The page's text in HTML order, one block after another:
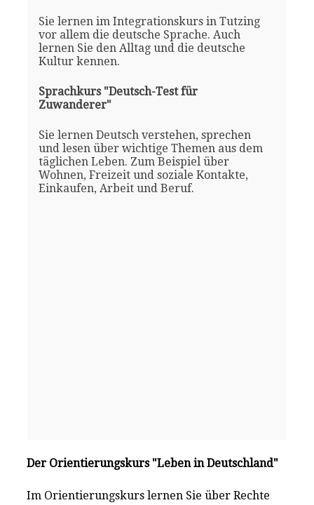
Sie lernen im Integrationskurs in Tutzing
vor allem die deutsche Sprache. Auch
lernen Sie den Alltag und die deutsche
Kultur kennen.
Sprachkurs "Deutsch-Test für
Zuwanderer"
Sie lernen Deutsch verstehen, sprechen
und lesen über wichtige Themen aus dem
täglichen Leben. Zum Beispiel über
Wohnen, Freizeit und soziale Kontakte,
Einkaufen, Arbeit und Beruf.
Der Orientierungskurs "Leben in Deutschland"
Im Orientierungskurs lernen Sie über Rechte